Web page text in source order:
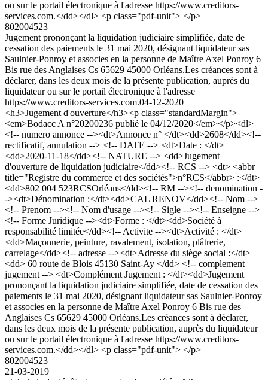
ou sur le portail électronique à l'adresse https://www.creditors-
services.com.</dd></dl> <p class="pdf-unit"> </p>
802004523
Jugement prononçant la liquidation judiciaire simplifiée, date de
cessation des paiements le 31 mai 2020, désignant liquidateur sas
Saulnier-Ponroy et associes en la personne de Maître Axel Ponroy 6
Bis rue des Anglaises Cs 65629 45000 Orléans.Les créances sont à
déclarer, dans les deux mois de la présente publication, auprès du
liquidateur ou sur le portail électronique à l'adresse
https://www.creditors-services.com.04-12-2020
<h3>Jugement d'ouverture</h3><p class="standardMargin">
<em>Bodacc A n°20200236 publié le 04/12/2020</em></p><dl>
<!-- numero annonce --><dt>Annonce n° </dt><dd>2608</dd><!--
rectificatif, annulation --> <!-- DATE --> <dt>Date : </dt>
<dd>2020-11-18</dd><!-- NATURE --> <dd>Jugement
d'ouverture de liquidation judiciaire</dd><!-- RCS --> <dt> <abbr
title="Registre du commerce et des sociétés">n°RCS</abbr> :</dt>
<dd>802 004 523RCSOrléans</dd><!-- RM --><!-- denomination -
-><dt>Dénomination :</dt><dd>CAL RENOV</dd><!-- Nom -->
<!-- Prenom --><!-- Nom d'usage --><!-- Sigle --><!-- Enseigne -->
<!-- Forme Juridique --><dt>Forme : </dt><dd>Société à
responsabilité limitée</dd><!-- Activite --><dt>Activité : </dt>
<dd>Maçonnerie, peinture, ravalement, isolation, plâtrerie,
carrelage</dd><!-- adresse --><dt>Adresse du siège social :</dt>
<dd> 60 route de Blois 45130 Saint-Ay </dd> <!-- complement
jugement --> <dt>Complément Jugement : </dt><dd>Jugement
prononçant la liquidation judiciaire simplifiée, date de cessation des
paiements le 31 mai 2020, désignant liquidateur sas Saulnier-Ponroy
et associes en la personne de Maître Axel Ponroy 6 Bis rue des
Anglaises Cs 65629 45000 Orléans.Les créances sont à déclarer,
dans les deux mois de la présente publication, auprès du liquidateur
ou sur le portail électronique à l'adresse https://www.creditors-
services.com.</dd></dl> <p class="pdf-unit"> </p>
802004523
21-03-2019